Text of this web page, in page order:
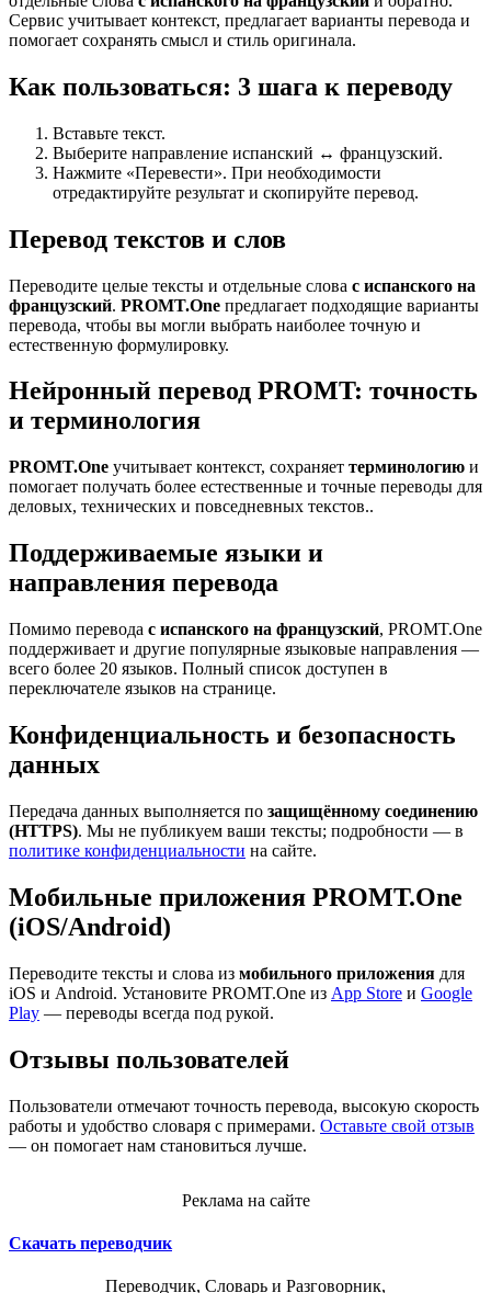
Сервис учитывает контекст, предлагает варианты перевода и
помогает сохранять смысл и стиль оригинала.
Как пользоваться: 3 шага к переводу
Вставьте текст.
Выберите направление испанский ↔ французский.
Нажмите «Перевести». При необходимости
отредактируйте результат и скопируйте перевод.
Перевод текстов и слов
Переводите целые тексты и отдельные слова с испанского на
французский. PROMT.One предлагает подходящие варианты
перевода, чтобы вы могли выбрать наиболее точную и
естественную формулировку.
Нейронный перевод PROMT: точность
и терминология
PROMT.One учитывает контекст, сохраняет терминологию и
помогает получать более естественные и точные переводы для
деловых, технических и повседневных текстов..
Поддерживаемые языки и
направления перевода
Помимо перевода с испанского на французский, PROMT.One
поддерживает и другие популярные языковые направления —
всего более 20 языков. Полный список доступен в
переключателе языков на странице.
Конфиденциальность и безопасность
данных
Передача данных выполняется по защищённому соединению
(HTTPS). Мы не публикуем ваши тексты; подробности — в
политике конфиденциальности на сайте.
Мобильные приложения PROMT.One
(iOS/Android)
Переводите тексты и слова из мобильного приложения для
iOS и Android. Установите PROMT.One из App Store и Google
Play — переводы всегда под рукой.
Отзывы пользователей
Пользователи отмечают точность перевода, высокую скорость
работы и удобство словаря с примерами. Оставьте свой отзыв
— он помогает нам становиться лучше.
Реклама на сайте
Скачать переводчик
Переводчик, Словарь и Разговорник,